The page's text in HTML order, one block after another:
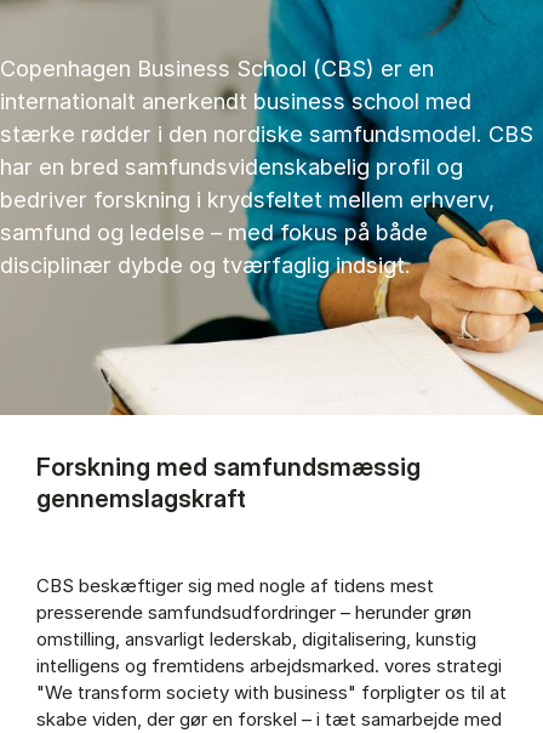
Copenhagen Business School (CBS) er en
internationalt anerkendt business school med
stærke rødder i den nordiske samfundsmodel. CBS
har en bred samfundsvidenskabelig profil og
bedriver forskning i krydsfeltet mellem erhverv,
samfund og ledelse – med fokus på både
disciplinær dybde og tværfaglig indsigt.
Forskning med samfundsmæssig
gennemslagskraft
CBS beskæftiger sig med nogle af tidens mest
presserende samfundsudfordringer – herunder grøn
omstilling, ansvarligt lederskab, digitalisering, kunstig
intelligens og fremtidens arbejdsmarked. vores strategi
"We transform society with business" forpligter os til at
skabe viden, der gør en forskel – i tæt samarbejde med